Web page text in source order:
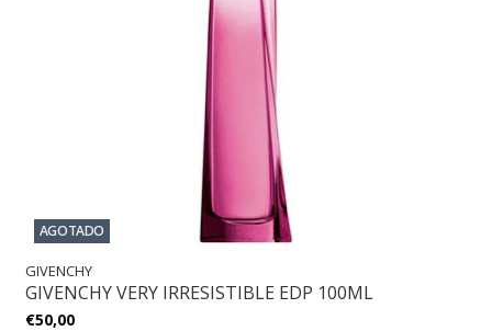
AGOTADO
GIVENCHY
GIVENCHY VERY IRRESISTIBLE EDP 100ML
€50,00